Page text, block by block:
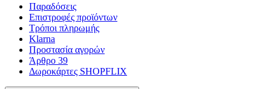
Παραδόσεις
Επιστροφές προϊόντων
Τρόποι πληρωμής
Klarna
Προστασία αγορών
Άρθρο 39
Δωροκάρτες SHOPFLIX